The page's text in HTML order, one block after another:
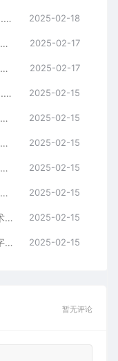
遂风领航向阳而生易拉罐企业年会AI8.0格式激光打标文件通用矢量图 2025-02-18
年年有余新春贺词艺术字AI8.0格式激光打标文件通用矢量图 2025-02-17
在一起赢未来书法艺术字AI8.0格式激光打标文件通用矢量图 2025-02-17
前途似海未来可期易拉罐企业年会AI8.0格式激光打标文件通用矢量图 2025-02-15
携手共赢易拉罐企业年会AI8.0格式激光打标文件通用矢量图 2025-02-15
皓月当空桃李满园中秋节艺术字AI8.0格式激光打标文件通用矢量图 2025-02-15
元宵节节日祝福书法艺术字AI8.0格式激光打标文件通用矢量图 2025-02-15
月满中秋节日祝福书法艺术字AI8.0格式激光打标文件通用矢量图 2025-02-15
人间四季今日茶饭事现代文艺手写艺术字AI8.0格式激光打标文件通用矢量图 2025-02-15
海上生明月中秋节节日祝福书法艺术字AI8.0格式激光打标文件通用矢量图 2025-02-15
暂无评论